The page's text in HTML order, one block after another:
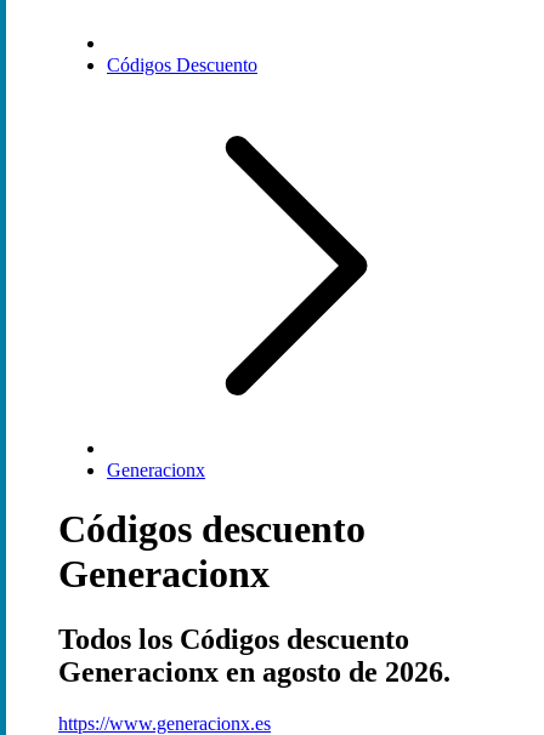
Códigos Descuento
Generacionx
Códigos descuento
Generacionx
Todos los Códigos descuento
Generacionx en agosto de 2026.
https://www.generacionx.es